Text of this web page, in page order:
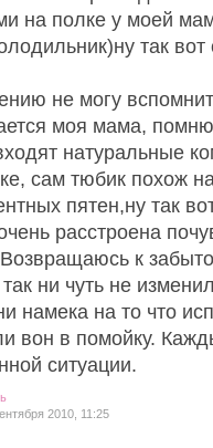
на полке у моей
так
не могу
моя мама,
натуральные
сам тюбик похож
пятен,ну так
расстроена
к
так ни чуть не
намека на то что
вон в помойку.
ситуации.
2010, 11:25